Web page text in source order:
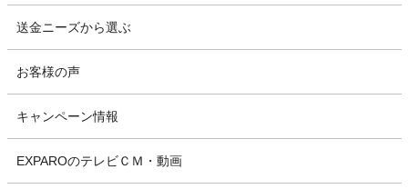
送金ニーズから選ぶ
お客様の声
キャンペーン情報
EXPAROのテレビＣＭ・動画